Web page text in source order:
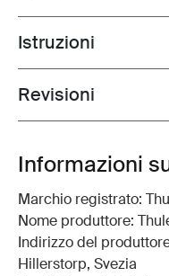
Toggle guides and
Istruzioni
Toggle overview
Revisioni
Informazioni
Marchio registrato:
Nome produttore:
Indirizzo del
Hillerstorp, Svezia